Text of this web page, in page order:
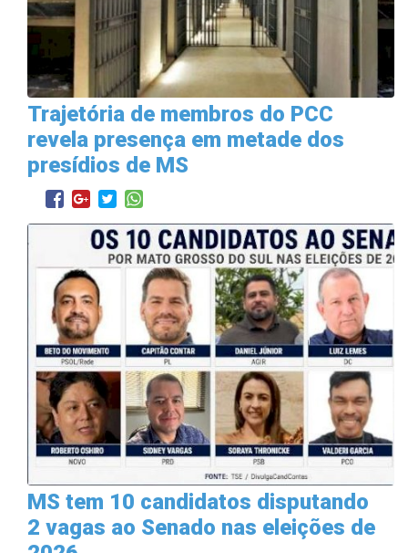
Trajetória de membros do PCC
revela presença em metade dos
presídios de MS
MS tem 10 candidatos disputando
2 vagas ao Senado nas eleições de